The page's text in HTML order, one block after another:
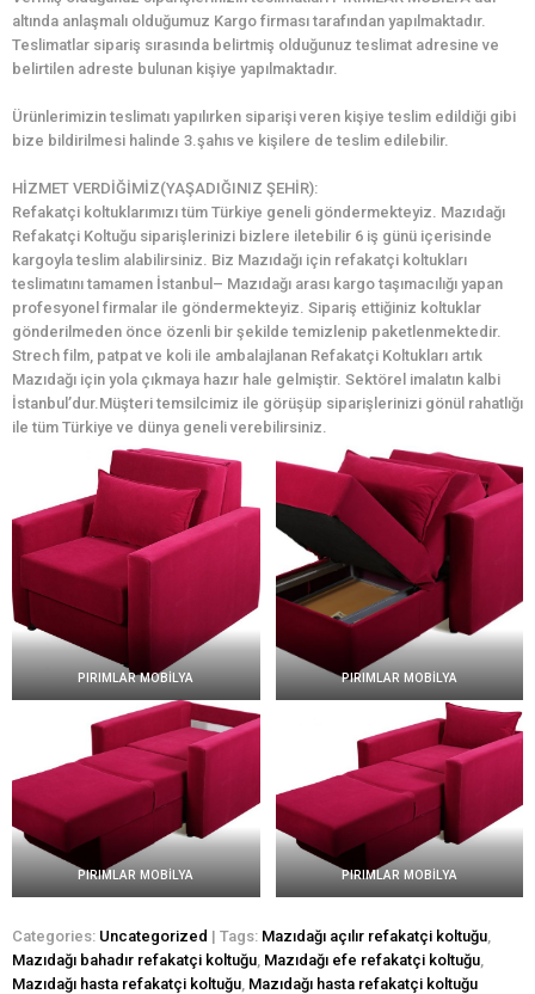
altında anlaşmalı olduğumuz Kargo firması tarafından yapılmaktadır.
Teslimatlar sipariş sırasında belirtmiş olduğunuz teslimat adresine ve
belirtilen adreste bulunan kişiye yapılmaktadır.
Ürünlerimizin teslimatı yapılırken siparişi veren kişiye teslim edildiği gibi
bize bildirilmesi halinde 3.şahıs ve kişilere de teslim edilebilir.
HİZMET VERDİĞİMİZ(YAŞADIĞINIZ ŞEHİR):
Refakatçi koltuklarımızı tüm Türkiye geneli göndermekteyiz. Mazıdağı
Refakatçi Koltuğu siparişlerinizi bizlere iletebilir 6 iş günü içerisinde
kargoyla teslim alabilirsiniz. Biz Mazıdağı için refakatçi koltukları
teslimatını tamamen İstanbul– Mazıdağı arası kargo taşımacılığı yapan
profesyonel firmalar ile göndermekteyiz. Sipariş ettiğiniz koltuklar
gönderilmeden önce özenli bir şekilde temizlenip paketlenmektedir.
Strech film, patpat ve koli ile ambalajlanan Refakatçi Koltukları artık
Mazıdağı için yola çıkmaya hazır hale gelmiştir. Sektörel imalatın kalbi
İstanbul’dur.Müşteri temsilcimiz ile görüşüp siparişlerinizi gönül rahatlığı
ile tüm Türkiye ve dünya geneli verebilirsiniz.
PIRIMLAR MOBİLYA PIRIMLAR MOBİLYA
PIRIMLAR MOBİLYA PIRIMLAR MOBİLYA
Categories: Uncategorized | Tags: Mazıdağı açılır refakatçi koltuğu
Mazıdağı bahadır refakatçi koltuğu Mazıdağı efe refakatçi koltuğu
Mazıdağı hasta refakatçi koltuğu Mazıdağı hasta refakatçi koltuğu